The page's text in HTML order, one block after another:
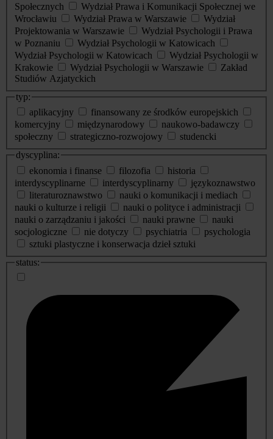
Społecznych
Wydział Prawa i Komunikacji Społecznej we
Wrocławiu
Wydział Prawa w Warszawie
Wydział
Projektowania w Warszawie
Wydział Psychologii i Prawa
w Poznaniu
Wydział Psychologii w Katowicach
Wydział Psychologii w Katowicach
Wydział Psychologii w
Krakowie
Wydział Psychologii w Warszawie
Zakład
Studiów Azjatyckich
typ:
aplikacyjny
finansowany ze środków europejskich
komercyjny
międzynarodowy
naukowo-badawczy
społeczny
strategiczno-rozwojowy
studencki
dyscyplina:
ekonomia i finanse
filozofia
historia
interdyscyplinarne
interdyscyplinarny
językoznawstwo
literaturoznawstwo
nauki o komunikacji i mediach
nauki o kulturze i religii
nauki o polityce i administracji
nauki o zarządzaniu i jakości
nauki prawne
nauki
socjologiczne
nie dotyczy psychiatria
psychologia
sztuki plastyczne i konserwacja dzieł sztuki
status: